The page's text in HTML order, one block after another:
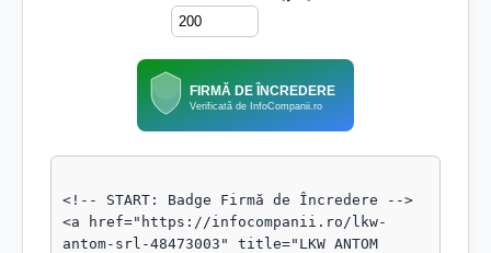
FIRMĂ DE ÎNCREDERE
Verificată de InfoCompanii.ro
<!-- START: Badge Firmă de Încredere -->
<a href="https://infocompanii.ro/lkw-
antom-srl-48473003" title="LKW ANTOM